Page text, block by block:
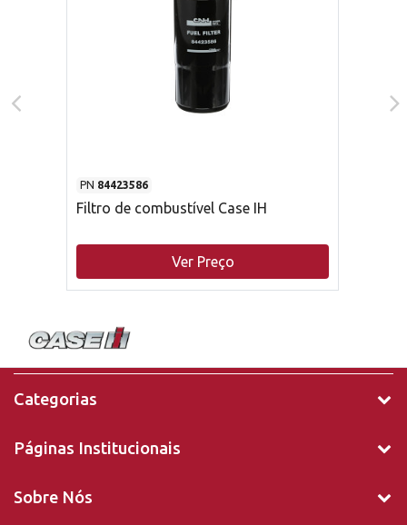
PN 84423586
Filtro de combustível Case IH
Ver Preço
Categorias
Páginas Institucionais
Sobre Nós